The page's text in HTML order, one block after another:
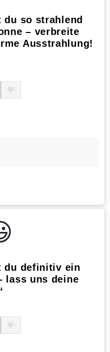
du so strahlend
– verbreite
Ausstrahlung!
du definitiv ein
lass uns deine